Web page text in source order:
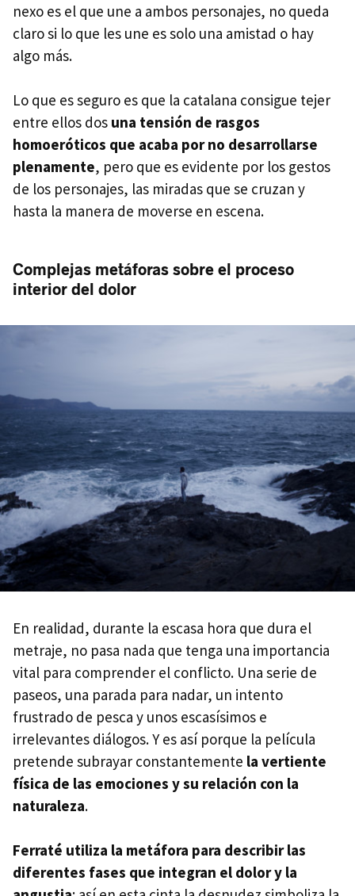
nexo es el que une a ambos personajes, no queda
claro si lo que les une es solo una amistad o hay
algo más.
Lo que es seguro es que la catalana consigue tejer
entre ellos dos una tensión de rasgos
homoeróticos que acaba por no desarrollarse
plenamente, pero que es evidente por los gestos
de los personajes, las miradas que se cruzan y
hasta la manera de moverse en escena.
Complejas metáforas sobre el proceso
interior del dolor
En realidad, durante la escasa hora que dura el
metraje, no pasa nada que tenga una importancia
vital para comprender el conflicto. Una serie de
paseos, una parada para nadar, un intento
frustrado de pesca y unos escasísimos e
irrelevantes diálogos. Y es así porque la película
pretende subrayar constantemente la vertiente
física de las emociones y su relación con la
naturaleza.
Ferraté utiliza la metáfora para describir las
diferentes fases que integran el dolor y la